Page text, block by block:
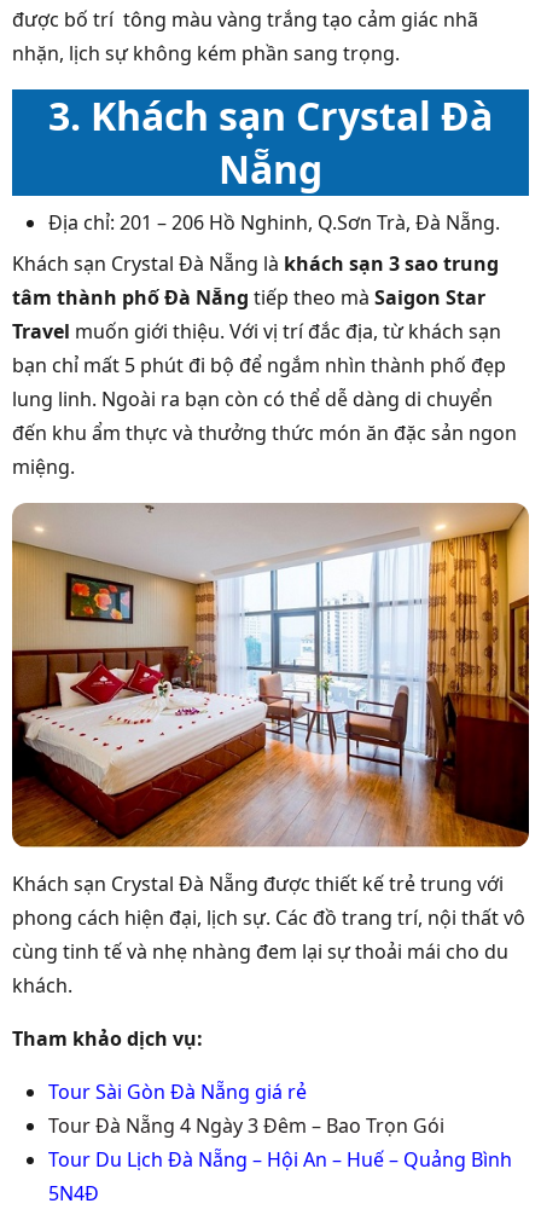
được bố trí tông màu vàng trắng tạo cảm giác nhã
nhặn, lịch sự không kém phần sang trọng.
3. Khách sạn Crystal Đà
Nẵng
Địa chỉ: 201 – 206 Hồ Nghinh, Q.Sơn Trà, Đà Nẵng.
Khách sạn Crystal Đà Nẵng là khách sạn 3 sao trung
tâm thành phố Đà Nẵng tiếp theo mà Saigon Star
Travel muốn giới thiệu. Với vị trí đắc địa, từ khách sạn
bạn chỉ mất 5 phút đi bộ để ngắm nhìn thành phố đẹp
lung linh. Ngoài ra bạn còn có thể dễ dàng di chuyển
đến khu ẩm thực và thưởng thức món ăn đặc sản ngon
miệng.
Khách sạn Crystal Đà Nẵng được thiết kế trẻ trung với
phong cách hiện đại, lịch sự. Các đồ trang trí, nội thất vô
cùng tinh tế và nhẹ nhàng đem lại sự thoải mái cho du
khách.
Tham khảo dịch vụ:
Tour Sài Gòn Đà Nẵng giá rẻ
Tour Đà Nẵng 4 Ngày 3 Đêm – Bao Trọn Gói
Tour Du Lịch Đà Nẵng – Hội An – Huế – Quảng Bình
5N4Đ